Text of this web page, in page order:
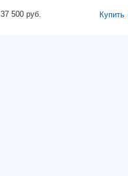
37 500 руб. Купить